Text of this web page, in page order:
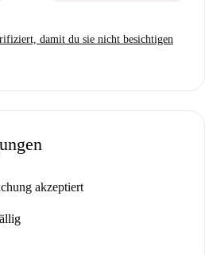
damit du sie nicht besichtigen
akzeptiert